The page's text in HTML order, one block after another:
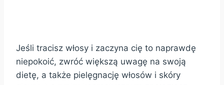
Jeśli tracisz włosy i zaczyna cię to naprawdę
niepokoić, zwróć większą uwagę na swoją
dietę, a także pielęgnację włosów i skóry